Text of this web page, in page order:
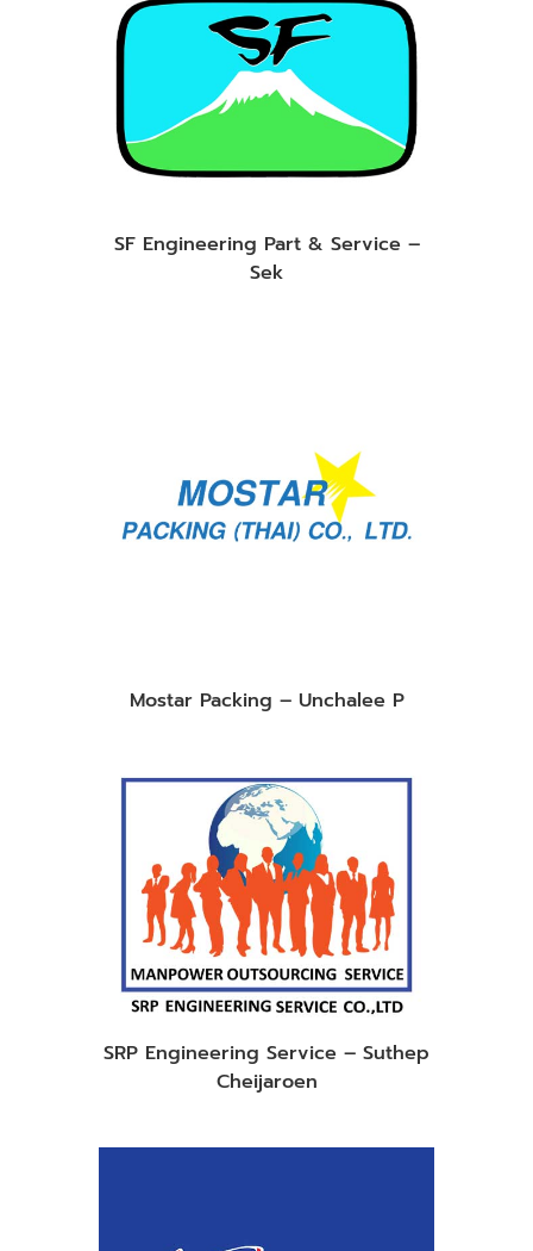
SF Engineering Part & Service –
Sek
Mostar Packing – Unchalee P
SRP Engineering Service – Suthep
Cheijaroen